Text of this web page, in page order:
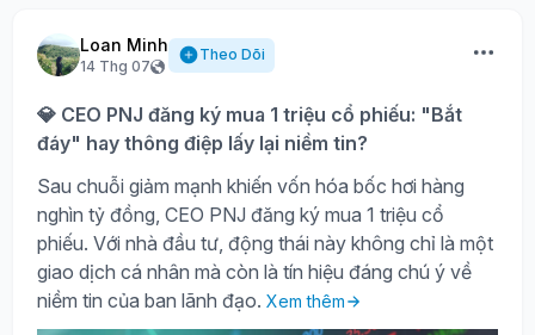
Loan Minh
14 Thg 07
Theo Dõi
💎 CEO PNJ đăng ký mua 1 triệu cổ phiếu: "Bắt
đáy" hay thông điệp lấy lại niềm tin?
Sau chuỗi giảm mạnh khiến vốn hóa bốc hơi hàng
nghìn tỷ đồng, CEO PNJ đăng ký mua 1 triệu cổ
phiếu. Với nhà đầu tư, động thái này không chỉ là một
giao dịch cá nhân mà còn là tín hiệu đáng chú ý về
niềm tin của ban lãnh đạo. Xem thêm